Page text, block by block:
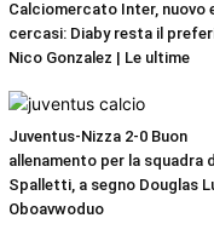
Calciomercato Inter, nuovo
cercasi: Diaby resta il
Nico Gonzalez | Le ultime
Juventus-Nizza 2-0 Buon
allenamento per la squadra
Spalletti, a segno Douglas
Oboavwoduo